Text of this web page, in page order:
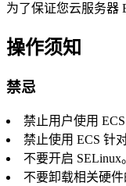
为了保证您云服务器
操作须知
禁忌
禁止用户使用
禁止使用 ECS 针
不要开启 SELinux
不要卸载相关硬件